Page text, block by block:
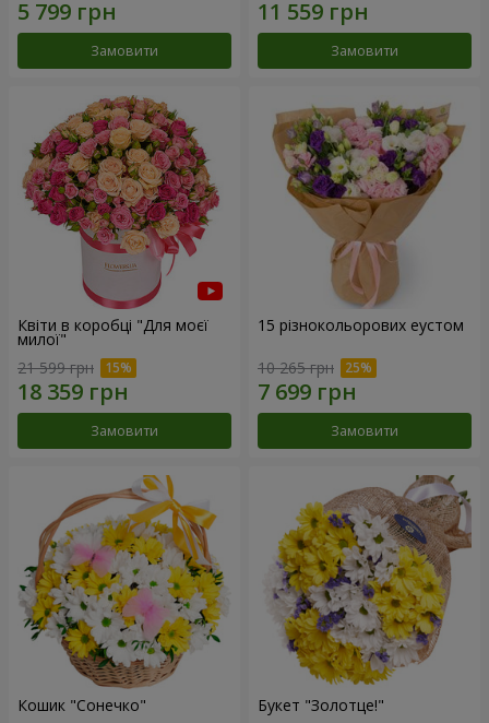
Замовити Замовити
Квіти в коробці "Для моєї
милої"
21 599 грн
Замовити
15 різнокольорових еустом
10 265 грн
Замовити
Кошик "Сонечко" Букет "Золотце!"